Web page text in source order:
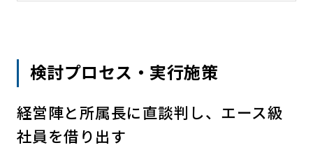
検討プロセス・実行施策
経営陣と所属長に直談判し、エース級
社員を借り出す